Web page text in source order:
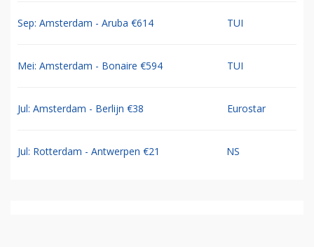
Sep: Amsterdam - Aruba €614 TUI
Mei: Amsterdam - Bonaire €594 TUI
Jul: Amsterdam - Berlijn €38 Eurostar
Jul: Rotterdam - Antwerpen €21 NS